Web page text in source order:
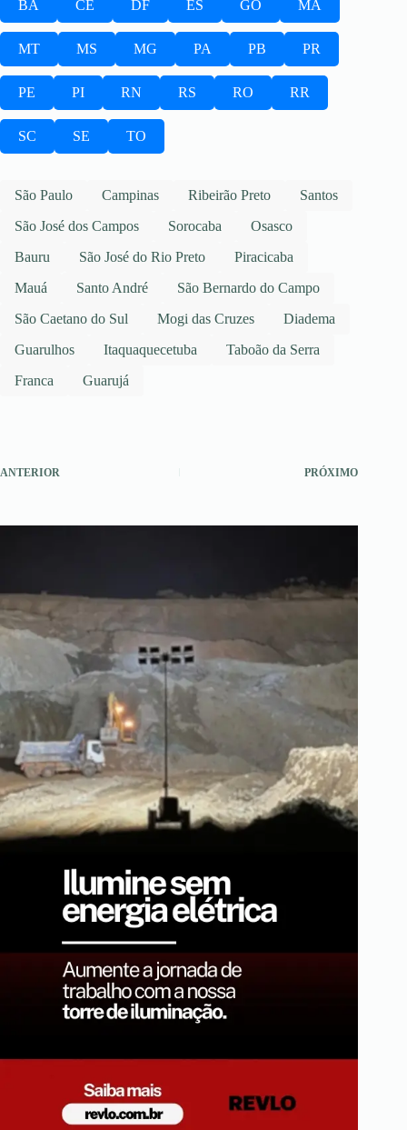
BA CE DF ES GO MA
MT MS MG PA PB PR
PE PI RN RS RO RR
SC SE TO
São Paulo Campinas Ribeirão Preto
Santos
São José dos Campos
Sorocaba
Osasco
Bauru
São José do Rio Preto
Piracicaba
Mauá
Santo André
São Bernardo do Campo
São Caetano do Sul
Mogi das Cruzes
Diadema
Guarulhos
Itaquaquecetuba
Taboão da Serra
Franca
Guarujá
ANTERIOR PRÓXIMO